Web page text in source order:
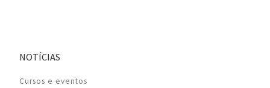
NOTÍCIAS
Cursos e eventos